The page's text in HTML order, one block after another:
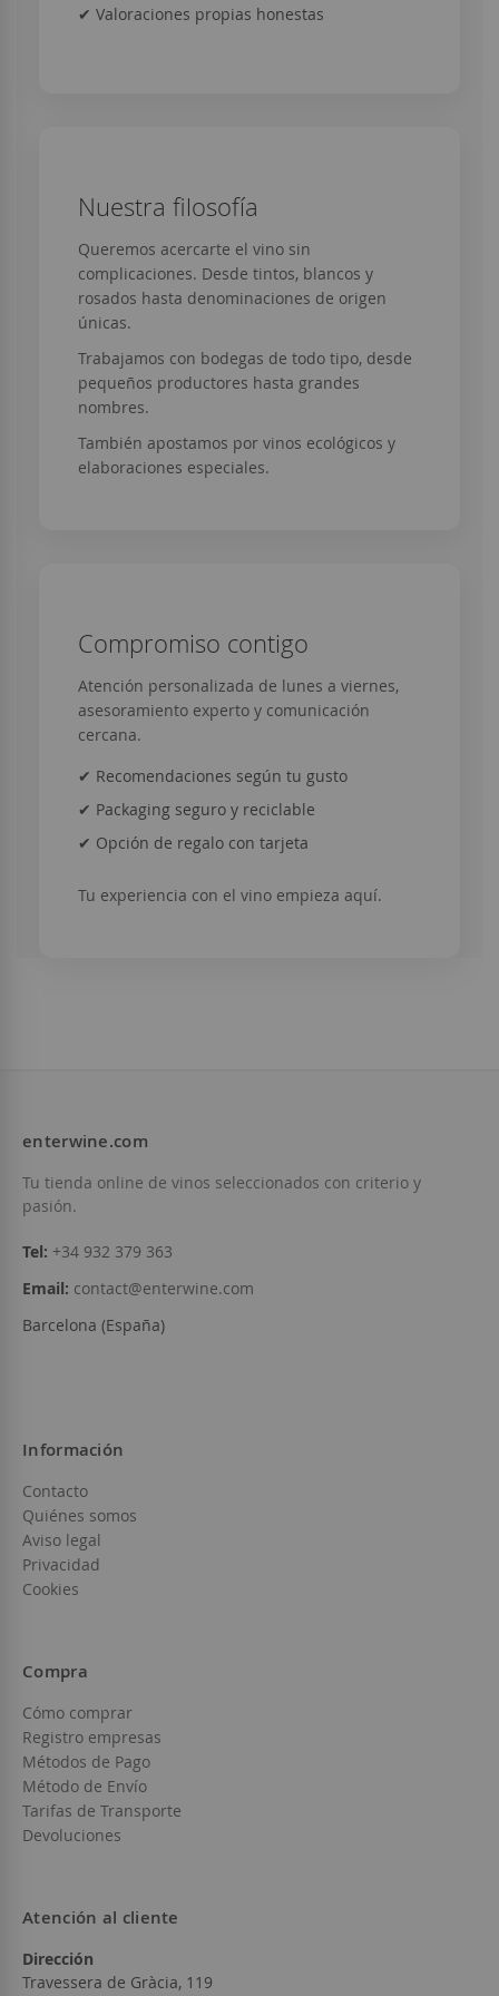
✔ Valoraciones propias honestas
Nuestra filosofía
Queremos acercarte el vino sin
complicaciones. Desde tintos, blancos y
rosados hasta denominaciones de origen
únicas.
Trabajamos con bodegas de todo tipo, desde
pequeños productores hasta grandes
nombres.
También apostamos por vinos ecológicos y
elaboraciones especiales.
Compromiso contigo
Atención personalizada de lunes a viernes,
asesoramiento experto y comunicación
cercana.
✔ Recomendaciones según tu gusto
✔ Packaging seguro y reciclable
✔ Opción de regalo con tarjeta
Tu experiencia con el vino empieza aquí.
enterwine.com
Tu tienda online de vinos seleccionados con criterio y
pasión.
Tel: +34 932 379 363
Email: contact@enterwine.com
Barcelona (España)
Información
Contacto
Quiénes somos
Aviso legal
Privacidad
Cookies
Compra
Cómo comprar
Registro empresas
Métodos de Pago
Método de Envío
Tarifas de Transporte
Devoluciones
Atención al cliente
Dirección
Travessera de Gràcia, 119